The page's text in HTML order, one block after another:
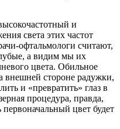
и
света этих частот
офтальмологи считают,
а видим мы их
цвета. Обильное
внешней стороне радужки,
и «превратить» глаз в
процедура, правда,
цвет будет